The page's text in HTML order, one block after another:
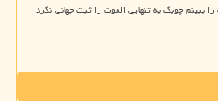
ببینم چوبک به تنهایی الموت را ثبت جهانی نکرد